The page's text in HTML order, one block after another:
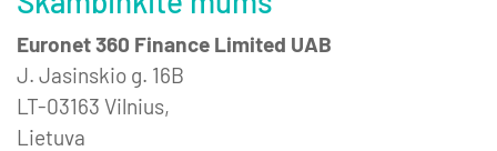
Euronet 360 Finance Limited UAB
J. Jasinskio g. 16B
LT-03163 Vilnius,
Lietuva